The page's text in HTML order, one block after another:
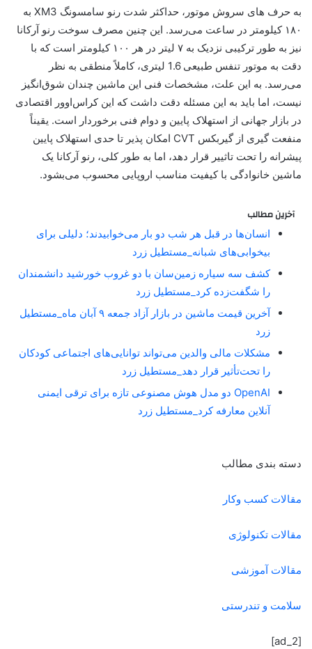
به حرف های سروش موتور، حداکثر شدت رنو سامسونگ XM3 به
۱۸۰ کیلومتر در ساعت می‌رسد. این چنین مصرف سوخت رنو آرکانا
نیز به طور ترکیبی نزدیک به ۷ لیتر در هر ۱۰۰ کیلومتر است که با
دقت به موتور تنفس طبیعی 1.6 لیتری، کاملاً منطقی به نظر
می‌رسد. به این علت، مشخصات فنی این ماشین چندان شوق‌انگیز
نیست، اما باید به این مسئله دقت داشت که این کراس‌اوور اقتصادی
در بازار جهانی از استهلاک پایین و دوام فنی برخوردار است. یقیناً
منفعت گیری از گیربکس CVT امکان پذیر تا حدی استهلاک پایین
پیشرانه را تحت تاثییر قرار دهد، اما به طور کلی، رنو آرکانا یک
ماشین خانوادگی با کیفیت مناسب اروپایی محسوب می‌بشود.
آخرین مطالب
انسان‌ها در قبل هر شب دو بار می‌خوابیدند؛ دلیلی برای
بیخوابی‌های شبانه_مستطیل زرد
کشف سه سیاره زمین‌سان با دو غروب خورشید دانشمندان
را شگفت‌زده کرد_مستطیل زرد
آخرین قیمت ماشین در بازار آزاد جمعه ۹ آبان ماه_مستطیل
زرد
مشکلات مالی والدین می‌تواند توانایی‌های اجتماعی کودکان
را تحت‌تأثیر قرار دهد_مستطیل زرد
OpenAI دو مدل هوش مصنوعی تازه برای ترقی ایمنی
آنلاین معارفه کرد_مستطیل زرد
دسته بندی مطالب
مقالات کسب وکار
مقالات تکنولوژی
مقالات آموزشی
سلامت و تندرستی
[ad_2]